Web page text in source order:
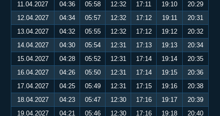
11.04.2027 04:36 05:58 12:32 17:11 19:10
20:29
12.04.2027
04:34 05:57 12:32 17:12 19:11
20:31
13.04.2027
04:32 05:55 12:32 17:12 19:12
20:32
14.04.2027
04:30 05:54 12:31 17:13 19:13
20:34
15.04.2027
04:28 05:52 12:31 17:14 19:14
20:35
16.04.2027
04:26 05:50 12:31 17:14 19:15
20:36
17.04.2027
04:25 05:49 12:31 17:15 19:16
20:38
18.04.2027
04:23 05:47 12:30 17:16 19:17
20:39
19.04.2027
04:21 05:46 12:30 17:16 19:18
20:40